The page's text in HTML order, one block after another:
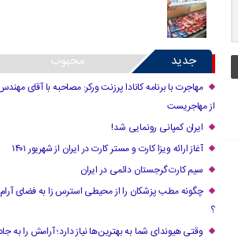
جدید محبوب
مهاجرت با برنامه کانادا پرزنت ورکر: مصاحبه با آقای
از مهاجریست
ایران کمپانی رونمایی شد!
آغاز ارائه ویزا کارت و مستر کارت در ایران از شهریور ۱۴۰۱
سیم کارت گرجستان دائمی در ایران
چگونه مطب پزشکان را از محیطی استرس زا به فضای
؟
وقتی هیوندای شما به بهترین‌ها نیاز دارد؛ آرامش را به